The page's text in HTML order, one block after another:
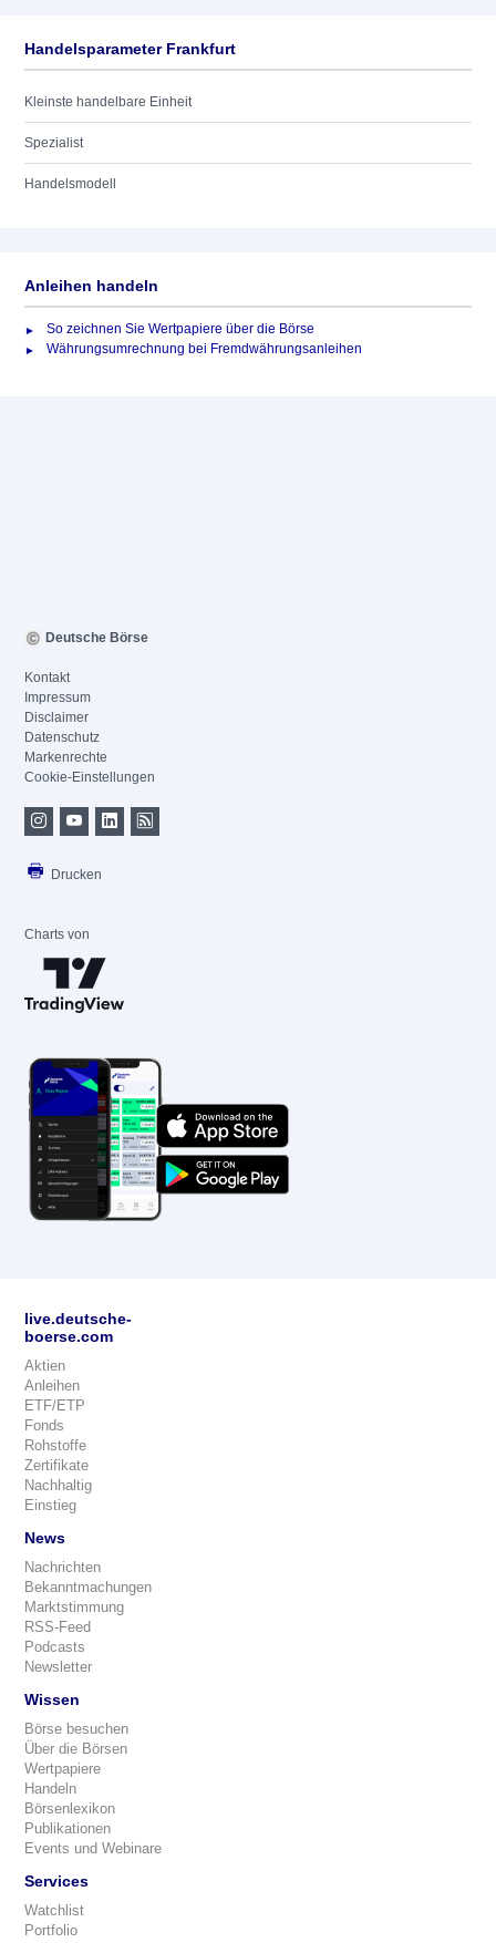
Handelsparameter Frankfurt
Kleinste handelbare Einheit
Spezialist
Handelsmodell
Anleihen handeln
So zeichnen Sie Wertpapiere über die Börse
Währungsumrechnung bei Fremdwährungsanleihen
Deutsche Börse
Kontakt
Impressum
Disclaimer
Datenschutz
Markenrechte
Cookie-Einstellungen
Drucken
Charts von
live.deutsche-
boerse.com
Aktien
Anleihen
ETF/ETP
Fonds
Rohstoffe
Zertifikate
Nachhaltig
Einstieg
News
Nachrichten
Bekanntmachungen
Marktstimmung
RSS-Feed
Podcasts
Newsletter
Wissen
Börse besuchen
Über die Börsen
Wertpapiere
Handeln
Börsenlexikon
Publikationen
Events und Webinare
Services
Watchlist
Portfolio